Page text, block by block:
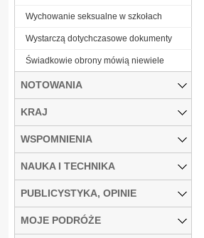
Wychowanie seksualne w szkołach
Wystarczą dotychczasowe dokumenty
Świadkowie obrony mówią niewiele
NOTOWANIA
KRAJ
WSPOMNIENIA
NAUKA I TECHNIKA
PUBLICYSTYKA, OPINIE
MOJE PODRÓŻE